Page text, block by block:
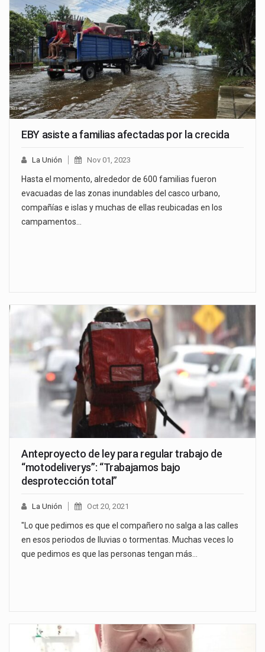
EBY asiste a familias afectadas por la crecida
La Unión Nov 01, 2023
Hasta el momento, alrededor de 600 familias fueron
evacuadas de las zonas inundables del casco urbano,
compañías e islas y muchas de ellas reubicadas en los
campamentos…
Anteproyecto de ley para regular trabajo de
“motodeliverys”: “Trabajamos bajo
desprotección total”
La Unión Oct 20, 2021
"Lo que pedimos es que el compañero no salga a las calles
en esos periodos de lluvias o tormentas. Muchas veces lo
que pedimos es que las personas tengan más…